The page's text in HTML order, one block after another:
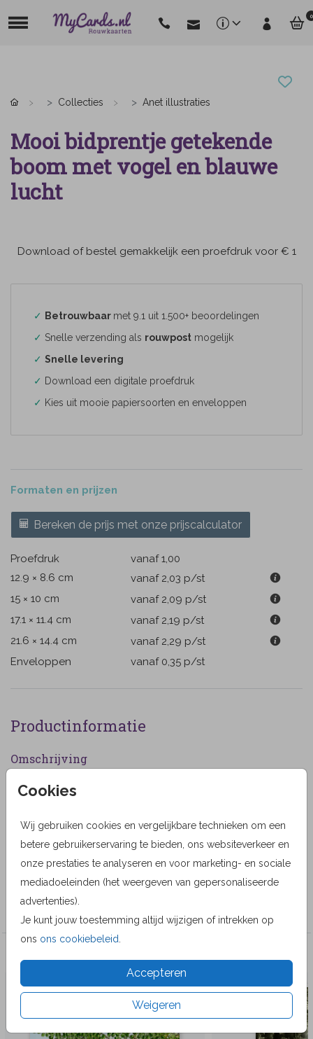
0
Cookies
Wij gebruiken cookies en vergelijkbare technieken om een
betere gebruikerservaring te bieden, ons websiteverkeer en
onze prestaties te analyseren en voor marketing- en sociale
mediadoeleinden (het weergeven van gepersonaliseerde
advertenties).
Je kunt jouw toestemming altijd wijzigen of intrekken op
ons ons cookiebeleid
Accepteren
Weigeren
Collecties Anet illustraties
Mooi bidprentje getekende
boom met vogel en blauwe
lucht
Download of bestel gemakkelijk een proefdruk voor € 1
✓ Betrouwbaar met 9.1 uit 1.500+ beoordelingen
✓ Snelle verzending als rouwpost mogelijk
✓ Snelle levering
✓ Download een digitale proefdruk
✓ Kies uit mooie papiersoorten en enveloppen
Formaten en prijzen
Bereken de prijs met onze prijscalculator
Proefdruk
vanaf 1,00
12.9 × 8.6 cm
vanaf 2,03 p/st
15 × 10 cm
vanaf 2,09 p/st
17.1 × 11.4 cm
vanaf 2,19 p/st
21.6 × 14.4 cm
vanaf 2,29 p/st
Enveloppen
vanaf 0,35 p/st
Productinformatie
Omschrijving
Mooie bidprent met getekende boom met vogel en
Designer
Anet Illustraties
Collectie
Veel gekozen producten